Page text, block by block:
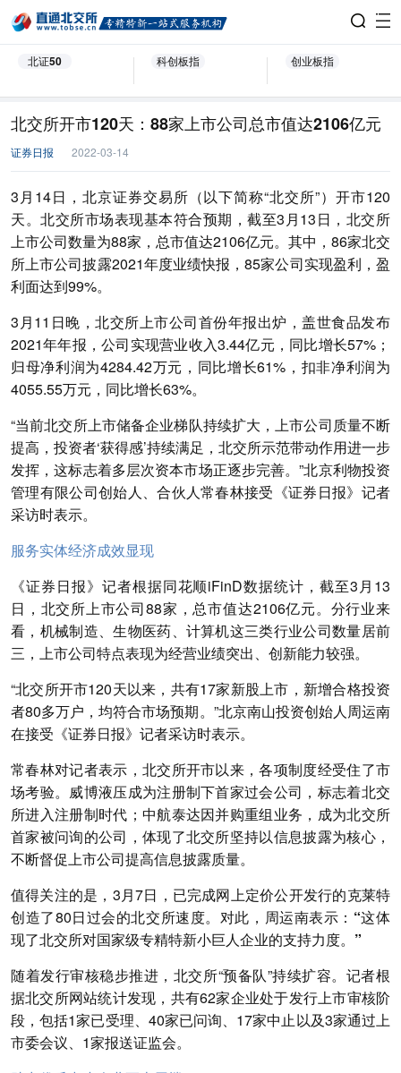
北证50 科创板指 创业板指
北交所开市120天：88家上市公司总市值达2106亿元
证券日报 2022-03-14
3月14日，北京证券交易所（以下简称“北交所”）开市120
天。北交所市场表现基本符合预期，截至3月13日，北交所
上市公司数量为88家，总市值达2106亿元。其中，86家北交
所上市公司披露2021年度业绩快报，85家公司实现盈利，盈
利面达到99%。
3月11日晚，北交所上市公司首份年报出炉，盖世食品发布
2021年年报，公司实现营业收入3.44亿元，同比增长57%；
归母净利润为4284.42万元，同比增长61%，扣非净利润为
4055.55万元，同比增长63%。
“当前北交所上市储备企业梯队持续扩大，上市公司质量不断
提高，投资者‘获得感’持续满足，北交所示范带动作用进一步
发挥，这标志着多层次资本市场正逐步完善。”北京利物投资
管理有限公司创始人、合伙人常春林接受《证券日报》记者
采访时表示。
服务实体经济成效显现
《证券日报》记者根据同花顺iFinD数据统计，截至3月13
日，北交所上市公司88家，总市值达2106亿元。分行业来
看，机械制造、生物医药、计算机这三类行业公司数量居前
三，上市公司特点表现为经营业绩突出、创新能力较强。
“北交所开市120天以来，共有17家新股上市，新增合格投资
者80多万户，均符合市场预期。”北京南山投资创始人周运南
在接受《证券日报》记者采访时表示。
常春林对记者表示，北交所开市以来，各项制度经受住了市
场考验。威博液压成为注册制下首家过会公司，标志着北交
所进入注册制时代；中航泰达因并购重组业务，成为北交所
首家被问询的公司，体现了北交所坚持以信息披露为核心，
不断督促上市公司提高信息披露质量。
值得关注的是，3月7日，已完成网上定价公开发行的克莱特
创造了80日过会的北交所速度。对此， 周运南表示：“这体
现了北交所对国家级专精特新小巨人企业的支持力度。”
随着发行审核稳步推进，北交所“预备队”持续扩容。记者根
据北交所网站统计发现，共有62家企业处于发行上市审核阶
段，包括1家已受理、40家已问询、17家中止以及3家通过上
市委会议、1家报送证监会。